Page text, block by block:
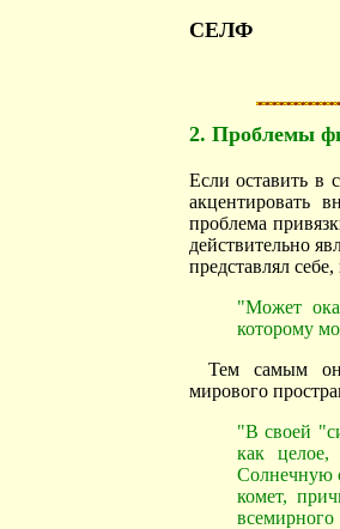
СЕЛФ
2. Проблемы
Если оставить в
акцентировать
проблема
действительно
представлял себе,
"Может
которому
Тем самым он
мирового
"В своей
как целое,
Солнечную
комет,
всемирного